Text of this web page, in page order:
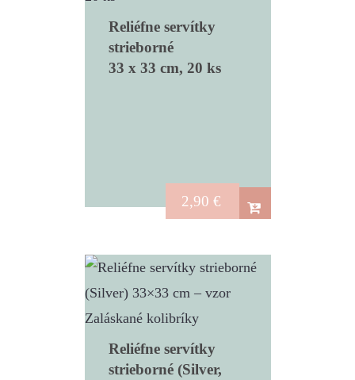
Reliéfne servítky
strieborné
33 x 33 cm, 20 ks
2,90 €
Reliéfne servítky
strieborné (Silver,